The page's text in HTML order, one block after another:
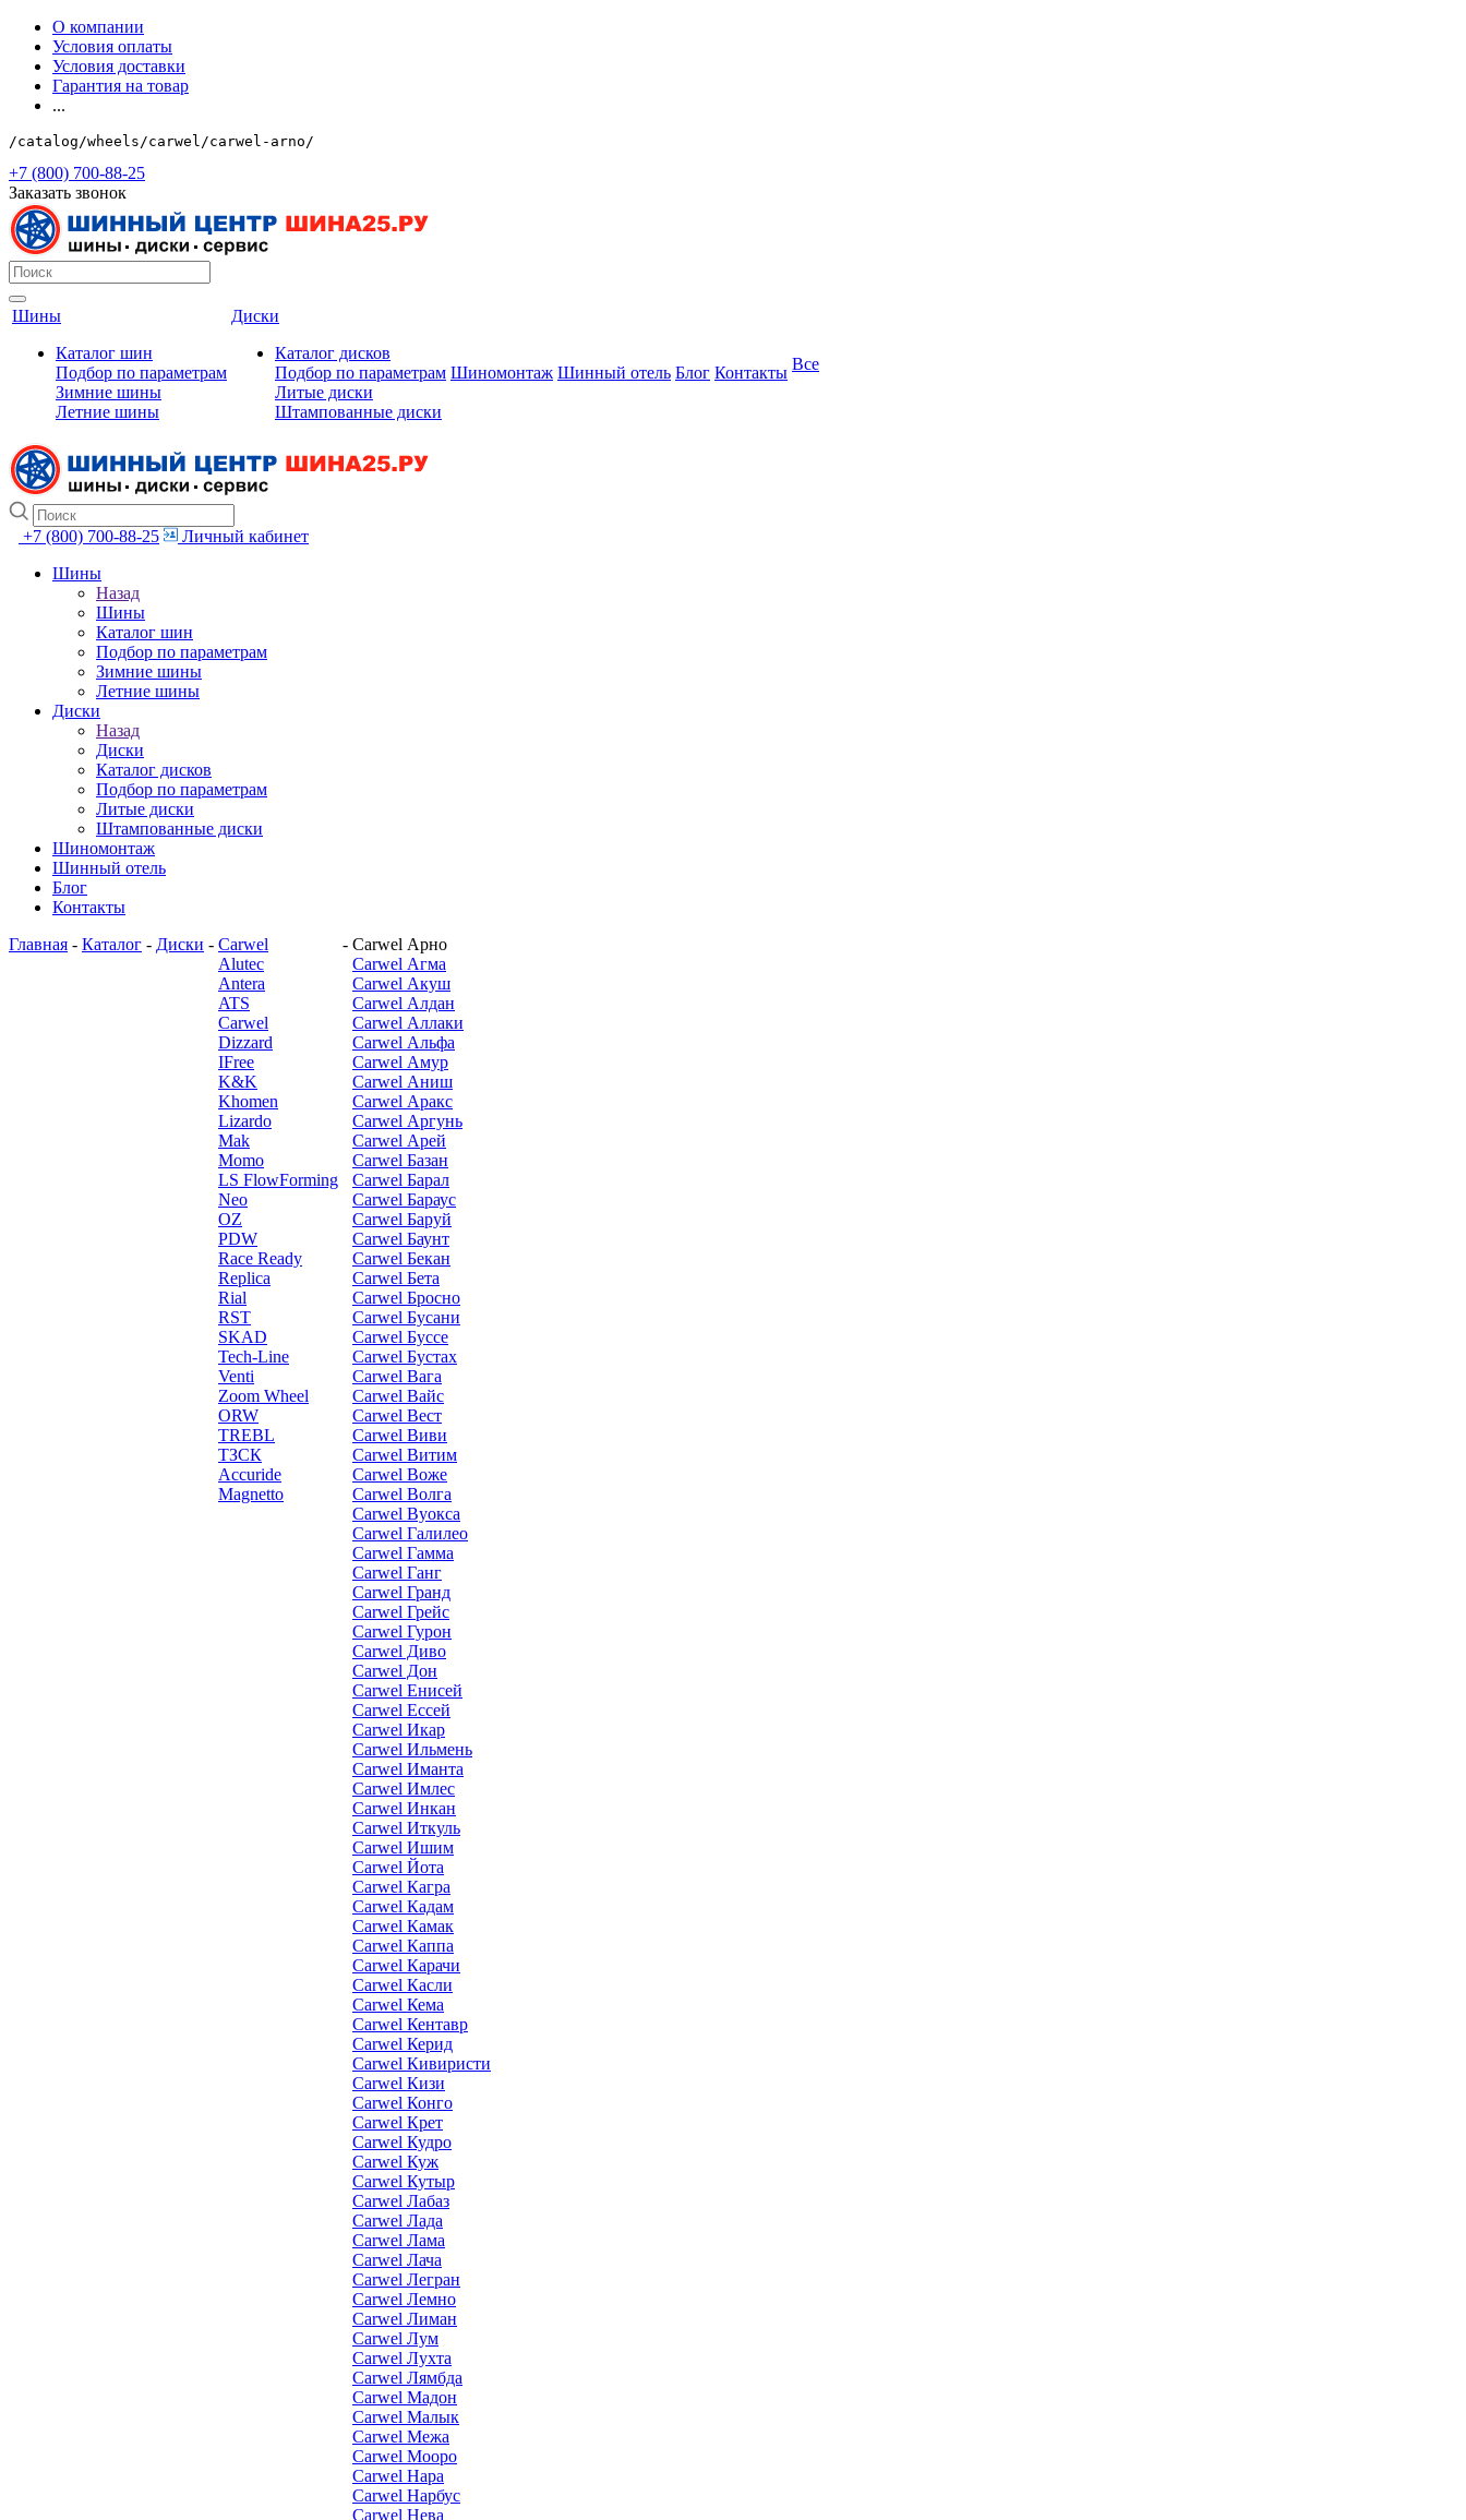
О компании
Условия оплаты
Условия доставки
Гарантия на товар
...
/catalog/wheels/carwel/carwel-arno/
+7 (800) 700-88-25
Заказать звонок
Шины
Каталог шин
Подбор по параметрам
Зимние шины
Летние шины
Диски
Каталог дисков
Подбор по параметрам
Литые диски
Штампованные диски
Шиномонтаж Шинный отель Блог Контакты Все
+7 (800) 700-88-25
Личный кабинет
Шины
Назад
Шины
Каталог шин
Подбор по параметрам
Зимние шины
Летние шины
Диски
Назад
Диски
Каталог дисков
Подбор по параметрам
Литые диски
Штампованные диски
Шиномонтаж
Шинный отель
Блог
Контакты
Главная - Каталог - Диски - Carwel
Alutec
Antera
ATS
Carwel
Dizzard
IFree
K&K
Khomen
Lizardo
Mak
Momo
LS FlowForming
Neo
OZ
PDW
Race Ready
Replica
Rial
RST
SKAD
Tech-Line
Venti
Zoom Wheel
ORW
TREBL
ТЗСК
Accuride
Magnetto
- Carwel Арно
Carwel Агма
Carwel Акуш
Carwel Алдан
Carwel Аллаки
Carwel Альфа
Carwel Амур
Carwel Аниш
Carwel Аракс
Carwel Аргунь
Carwel Арей
Carwel Базан
Carwel Барал
Carwel Бараус
Carwel Баруй
Carwel Баунт
Carwel Бекан
Carwel Бета
Carwel Бросно
Carwel Бусани
Carwel Буссе
Carwel Бустах
Carwel Вага
Carwel Вайс
Carwel Вест
Carwel Виви
Carwel Витим
Carwel Воже
Carwel Волга
Carwel Вуокса
Carwel Галилео
Carwel Гамма
Carwel Ганг
Carwel Гранд
Carwel Грейс
Carwel Гурон
Carwel Диво
Carwel Дон
Carwel Енисей
Carwel Ессей
Carwel Икар
Carwel Ильмень
Carwel Иманта
Carwel Имлес
Carwel Инкан
Carwel Иткуль
Carwel Ишим
Carwel Йота
Carwel Кагра
Carwel Кадам
Carwel Камак
Carwel Каппа
Carwel Карачи
Carwel Касли
Carwel Кема
Carwel Кентавр
Carwel Керид
Carwel Кивиристи
Carwel Кизи
Carwel Конго
Carwel Крет
Carwel Кудро
Carwel Куж
Carwel Кутыр
Carwel Лабаз
Carwel Лада
Carwel Лама
Carwel Лача
Carwel Легран
Carwel Лемно
Carwel Лиман
Carwel Лум
Carwel Лухта
Carwel Лямбда
Carwel Мадон
Carwel Малык
Carwel Межа
Carwel Мооро
Carwel Нара
Carwel Нарбус
Carwel Нева